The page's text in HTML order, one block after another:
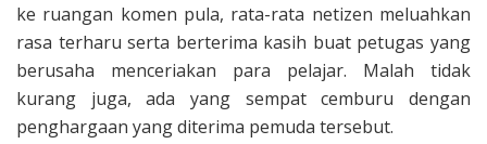
ke ruangan komen pula, rata-rata netizen meluahkan
rasa terharu serta berterima kasih buat petugas yang
berusaha menceriakan para pelajar. Malah tidak
kurang juga, ada yang sempat cemburu dengan
penghargaan yang diterima pemuda tersebut.